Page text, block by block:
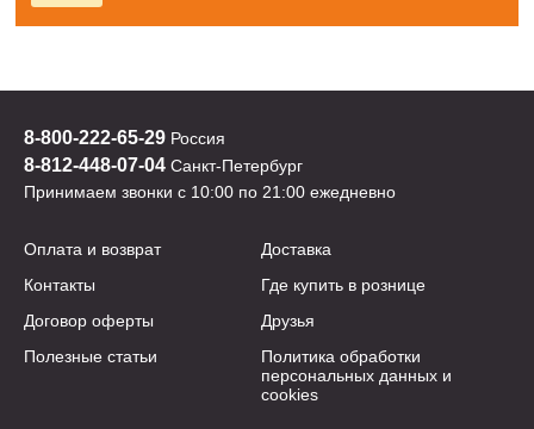
8-800-222-65-29 Россия
8-812-448-07-04 Санкт-Петербург
Принимаем звонки с 10:00 по 21:00 ежедневно
Оплата и возврат
Доставка
Контакты
Где купить в рознице
Договор оферты
Друзья
Полезные статьи
Политика обработки
персональных данных и
cookies